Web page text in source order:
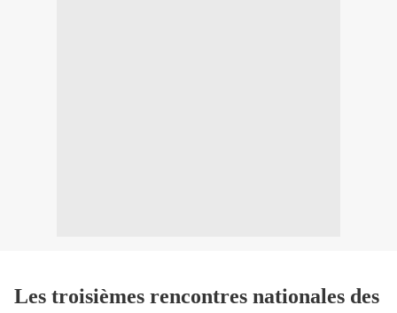
Les troisièmes rencontres nationales des